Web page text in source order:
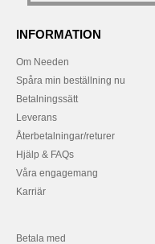
INFORMATION
Om Needen
Spåra min beställning nu
Betalningssätt
Leverans
Återbetalningar/returer
Hjälp & FAQs
Våra engagemang
Karriär
Betala med